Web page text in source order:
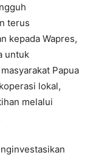
terus
kepada Wapres,
untuk
Papua
lokal,
melalui